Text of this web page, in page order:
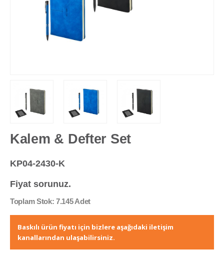
Kalem & Defter Set
KP04-2430-K
Fiyat sorunuz.
Toplam Stok: 7.145 Adet
Baskılı ürün fiyatı için bizlere aşağıdaki iletişim
kanallarından ulaşabilirsiniz.